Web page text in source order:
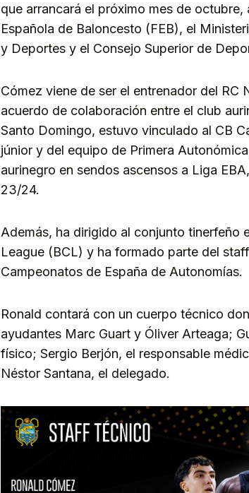
que arrancará el próximo mes de
Española de Baloncesto (FEB), el
y Deportes y el Consejo Superior de
Cómez viene de ser el entrenador del RC
acuerdo de colaboración entre el club
Santo Domingo, estuvo vinculado al CB
júnior y del equipo de Primera
aurinegro en sendos ascensos a Liga
23/24.
Además, ha dirigido al conjunto tinerfeño
League (BCL) y ha formado parte del
Campeonatos de España de Autonomías.
Ronald contará con un cuerpo técnico
ayudantes Marc Guart y Óliver Arteaga;
físico; Sergio Berjón, el responsable
Néstor Santana, el delegado.